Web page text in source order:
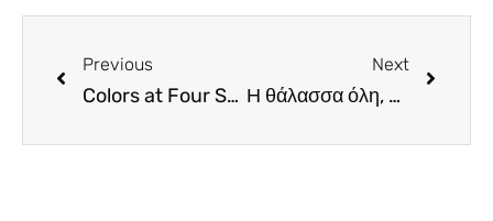
Previous
Colors at Four Seasons Hotel. Dinner και σοκολασμοί εν μέσω Εβδομάδας Σοκολάτας
Next
Η θάλασσα όλη, στο απαστράπτων εστιατόριο Thalassa